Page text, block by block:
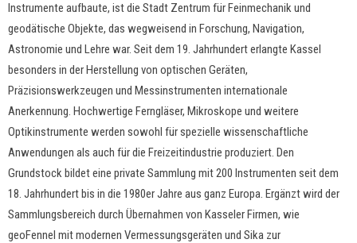
Instrumente aufbaute, ist die Stadt Zentrum für Feinmechanik und
geodätische Objekte, das wegweisend in Forschung, Navigation,
Astronomie und Lehre war. Seit dem 19. Jahrhundert erlangte Kassel
besonders in der Herstellung von optischen Geräten,
Präzisionswerkzeugen und Messinstrumenten internationale
Anerkennung. Hochwertige Ferngläser, Mikroskope und weitere
Optikinstrumente werden sowohl für spezielle wissenschaftliche
Anwendungen als auch für die Freizeitindustrie produziert. Den
Grundstock bildet eine private Sammlung mit 200 Instrumenten seit dem
18. Jahrhundert bis in die 1980er Jahre aus ganz Europa. Ergänzt wird der
Sammlungsbereich durch Übernahmen von Kasseler Firmen, wie
geoFennel mit modernen Vermessungsgeräten und Sika zur